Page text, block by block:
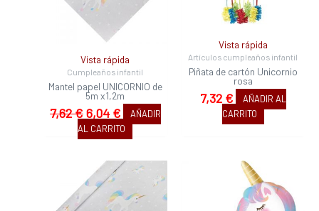
Vista rápida
Cumpleaños infantil
Mantel papel UNICORNIO de
5m x1,2m
7,62€6,04 €
AÑADIR
AL CARRITO
Vista rápida
Artículos cumpleaños infantil
Piñata de cartón Unicornio
rosa
7,32 €
AÑADIR AL
CARRITO